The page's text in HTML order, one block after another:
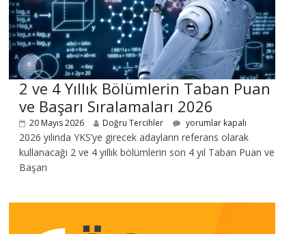
2 ve 4 Yıllık Bölümlerin Taban Puan
ve Başarı Sıralamaları 2026
20 Mayıs 2026 Doğru Tercihler yorumlar kapalı
2026 yılında YKS’ye girecek adayların referans olarak
kullanacağı 2 ve 4 yıllık bölümlerin son 4 yıl Taban Puan ve
Başarı